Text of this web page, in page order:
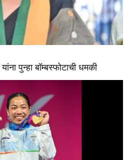
पुन्हा बॉम्बस्फोटाची धमकी